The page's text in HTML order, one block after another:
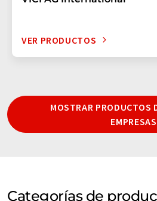
VER PRODUCTOS
MOSTRAR PRODUCTOS
EMPRESAS
Categorías de